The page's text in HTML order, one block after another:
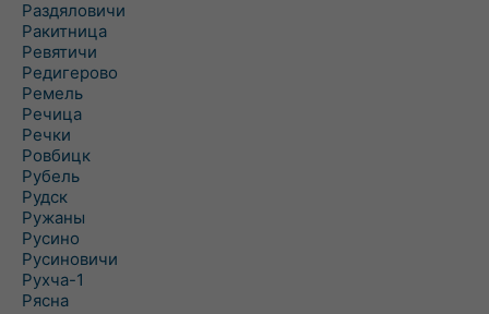
Раздяловичи
Ракитница
Ревятичи
Редигерово
Ремель
Речица
Речки
Ровбицк
Рубель
Рудск
Ружаны
Русино
Русиновичи
Рухча-1
Рясна